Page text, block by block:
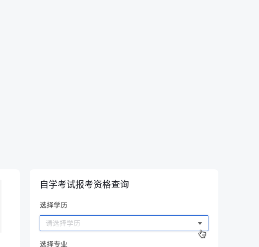
自学考试报考资格查询